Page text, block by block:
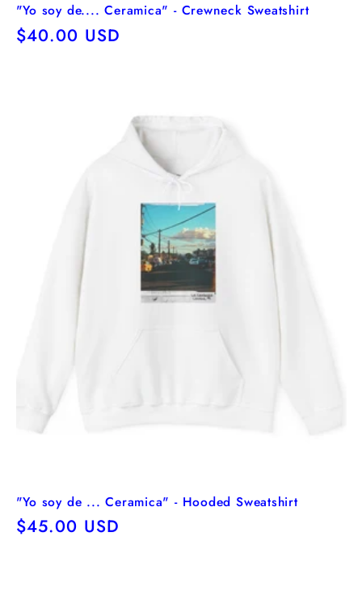
"Yo soy de.... Ceramica" - Crewneck Sweatshirt
Precio
$40.00 USD
"Yo soy de ... Ceramica" - Hooded Sweatshirt
Precio
$45.00 USD